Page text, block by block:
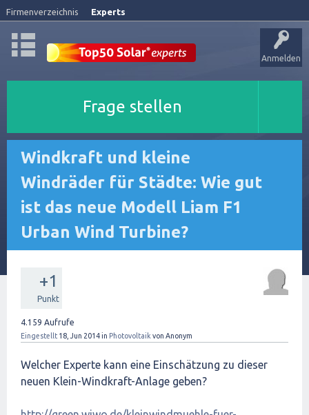
Firmenverzeichnis Experts
Anmelden
Frage stellen
Windkraft und kleine
Windräder für Städte: Wie gut
ist das neue Modell Liam F1
Urban Wind Turbine?
+1
Punkt
4.159 Aufrufe
Eingestellt 18, Jun 2014in Photovoltaik von Anonym
Welcher Experte kann eine Einschätzung zu dieser
neuen Klein-Windkraft-Anlage geben?